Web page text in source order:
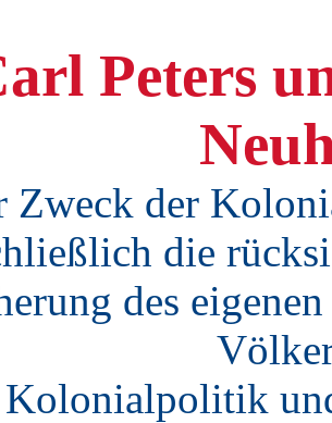
Peters
Zweck der
die
des